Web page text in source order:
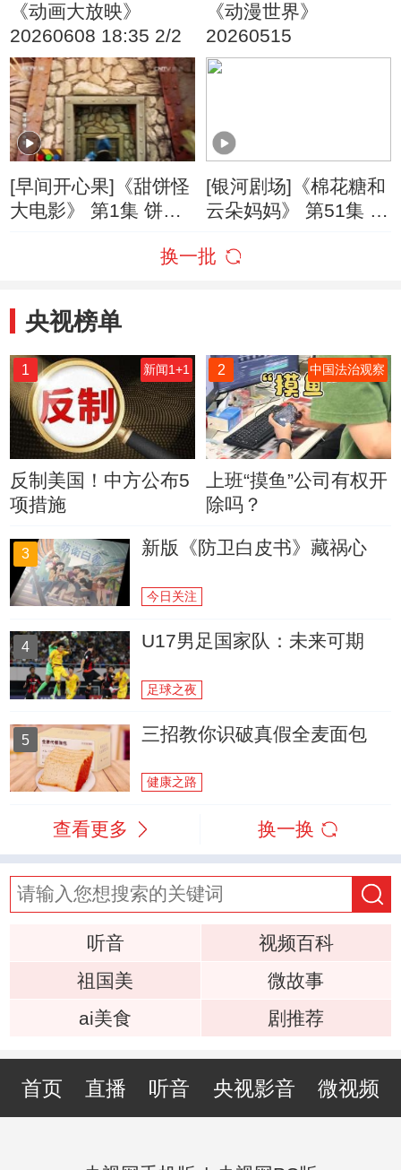
《动画大放映》
20260608 18:35 2/2
《动漫世界》
20260515
[早间开心果]《甜饼怪
大电影》 第1集 饼饼7
[银河剧场]《棉花糖和
云朵妈妈》 第51集 十
换一批
央视榜单
1 新闻1+1
反制美国！中方公布5
项措施
2 中国法治观察
上班“摸鱼”公司有权开
除吗？
3 新版《防卫白皮书》藏祸心
今日关注
4 U17男足国家队：未来可期
足球之夜
5 三招教你识破真假全麦面包
健康之路
查看更多 换一换
听音
视频百科
祖国美
微故事
ai美食
剧推荐
首页 直播 听音 央视影音 微视频